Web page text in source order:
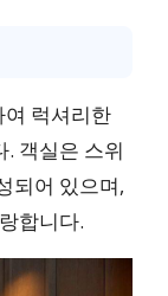
럭셔리한
객실은 스위
되어 있으며,
합니다.